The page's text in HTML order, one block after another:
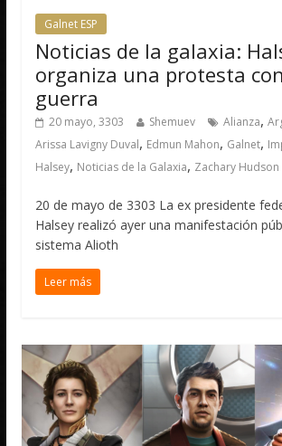
Galnet ESP
Noticias de la galaxia:
organiza una protesta
guerra
20 mayo, 3303 Shemuev Alianza,
Arissa Lavigny Duval, Edmun Mahon, Galnet,
Halsey, Noticias de la Galaxia, Zachary Hudson
20 de mayo de 3303 La ex presidente
Halsey realizó ayer una manifestación
sistema Alioth
Leer más